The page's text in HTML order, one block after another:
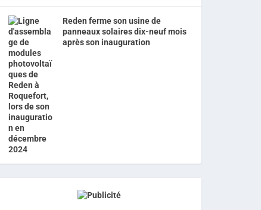
Reden ferme son usine de
panneaux solaires dix-neuf mois
après son inauguration